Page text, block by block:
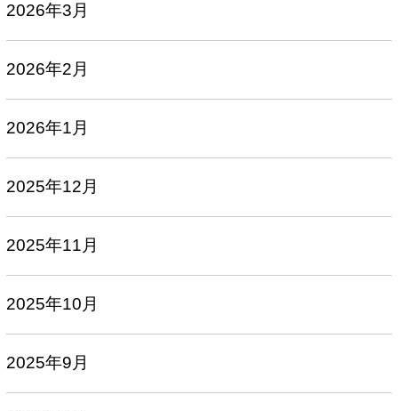
2026年3月
2026年2月
2026年1月
2025年12月
2025年11月
2025年10月
2025年9月